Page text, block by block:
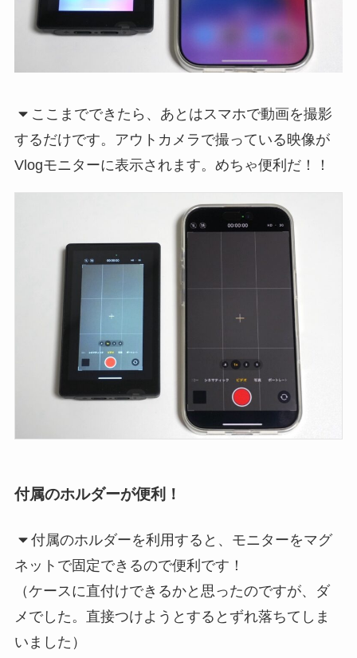
ここまでできたら、あとはスマホで動画を撮影
するだけです。アウトカメラで撮っている映像が
Vlogモニターに表示されます。めちゃ便利だ！！
付属のホルダーが便利！
付属のホルダーを利用すると、モニターをマグ
ネットで固定できるので便利です！
（ケースに直付けできるかと思ったのですが、ダ
メでした。直接つけようとするとずれ落ちてしま
いました）